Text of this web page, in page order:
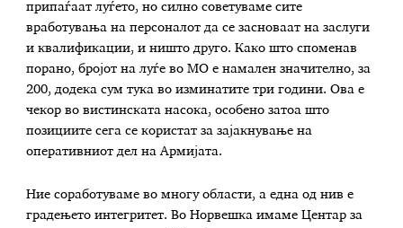
припаѓаат луѓето, но силно советуваме сите
вработувања на персоналот да се засноваат на заслуги
и квалификации, и ништо друго. Како што споменав
порано, бројот на луѓе во МО е намален значително, за
200, додека сум тука во изминатите три години. Ова е
чекор во вистинската насока, особено затоа што
позициите сега се користат за зајакнување на
оперативниот дел на Армијата.
Ние соработуваме во многу области, а една од нив е
градењето интегритет. Во Норвешка имаме Центар за